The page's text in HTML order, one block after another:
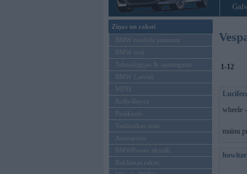
Ziņas un raksti
BMW modeļu jaunumi
BMW testi
Tehnoloģijas & sasniegumi
BMW Latvijā
MINI
Rolls-Royce
Pasākumi
Vadāmības tests
Autosports
BMWPower aktuāli
Reklāmas raksti
1-12
wheele -
mainu